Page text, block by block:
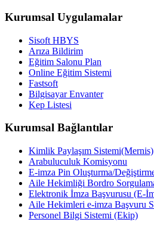
Kurumsal Uygulamalar
Sisoft HBYS
Arıza Bildirim
Eğitim Salonu Plan
Online Eğitim Sistemi
Fastsoft
Bilgisayar Envanter
Kep Listesi
Kurumsal Bağlantılar
Kimlik Paylaşım Sistemi(Mernis)
Arabuluculuk Komisyonu
E-imza Pin Oluşturma/
Aile Hekimliği Bordro
Elektronik İmza Başvurusu (E-
Aile Hekimleri e-imza Başvuru
Personel Bilgi Sistemi (Ekip)